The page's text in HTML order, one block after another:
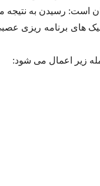
است: رسیدن به
های برنامه ریزی
زیر اعمال می شود: